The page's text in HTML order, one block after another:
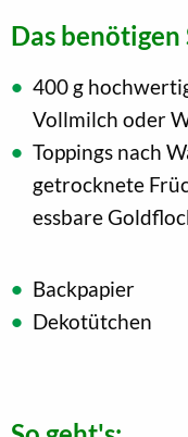
Das benötigen
400 g
Vollmilch oder
Toppings nach
getrocknete
essbare
Backpapier
Dekotütchen